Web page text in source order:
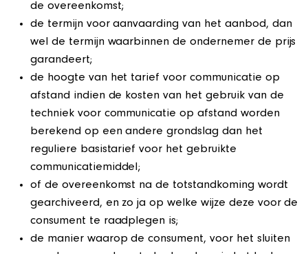
de overeenkomst;
de termijn voor aanvaarding van het aanbod, dan
wel de termijn waarbinnen de ondernemer de prijs
garandeert;
de hoogte van het tarief voor communicatie op
afstand indien de kosten van het gebruik van de
techniek voor communicatie op afstand worden
berekend op een andere grondslag dan het
reguliere basistarief voor het gebruikte
communicatiemiddel;
of de overeenkomst na de totstandkoming wordt
gearchiveerd, en zo ja op welke wijze deze voor de
consument te raadplegen is;
de manier waarop de consument, voor het sluiten